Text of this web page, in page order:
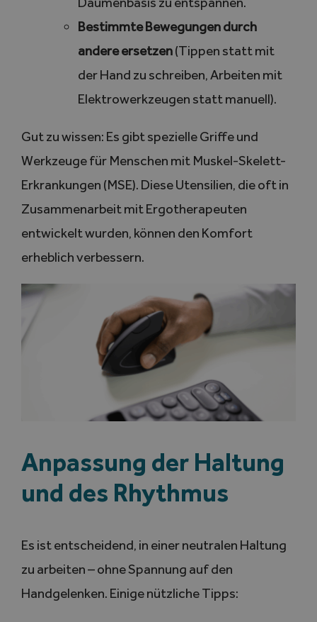
Bestimmte Bewegungen durch
andere ersetzen(Tippen statt mit
der Hand zu schreiben, Arbeiten mit
Elektrowerkzeugen statt manuell).
Gut zu wissen: Es gibt spezielle Griffe und
Werkzeuge für Menschen mit Muskel-Skelett-
Erkrankungen (MSE). Diese Utensilien, die oft in
Zusammenarbeit mit Ergotherapeuten
entwickelt wurden, können den Komfort
erheblich verbessern.
Anpassung der Haltung
und des Rhythmus
Es ist entscheidend, in einer neutralen Haltung
zu arbeiten – ohne Spannung auf den
Handgelenken. Einige nützliche Tipps: